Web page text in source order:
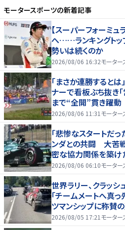
モータースポーツの新着記事
【スーパーフォーミ
へ……ランキングト
勢いは続くのか
2026/08/06 16:32モータ
「まさか連勝すると
ナーで看板ぶち抜き
まで“全開”貫き躍動
2026/08/06 11:31 モータ
「悲惨なスタートだ
ンダとの共闘 大苦
密な協力関係を築け
2026/08/06 06:10モータ
世界ラリー、クラッ
「チームメートへ真
ツマンシップに称賛
2026/08/05 17:21 モータ